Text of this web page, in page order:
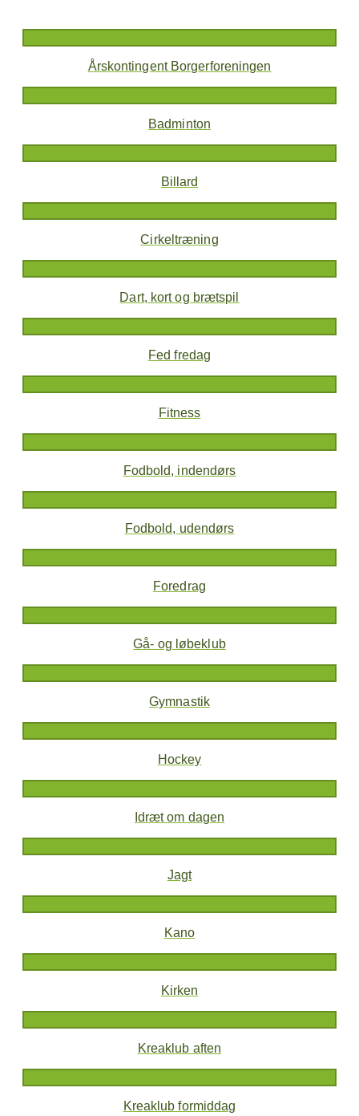
Årskontingent Borgerforeningen
Badminton
Billard
Cirkeltræning
Dart, kort og brætspil
Fed fredag
Fitness
Fodbold, indendørs
Fodbold, udendørs
Foredrag
Gå- og løbeklub
Gymnastik
Hockey
Idræt om dagen
Jagt
Kano
Kirken
Kreaklub aften
Kreaklub formiddag